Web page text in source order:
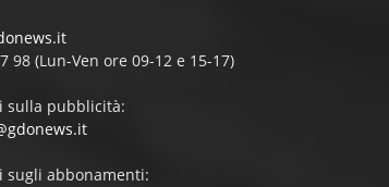
98 (Lun-Ven ore 09-12 e 15-17)
sulla pubblicità:
sugli abbonamenti: